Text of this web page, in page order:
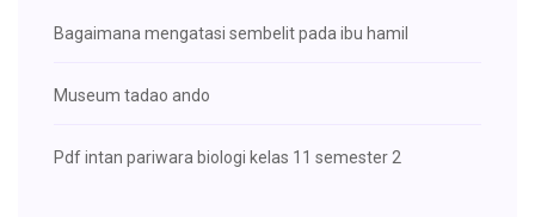
Bagaimana mengatasi sembelit pada ibu hamil
Museum tadao ando
Pdf intan pariwara biologi kelas 11 semester 2